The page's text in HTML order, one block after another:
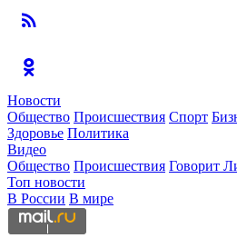
Новости
Общество Происшествия Спорт
Здоровье Политика
Видео
Общество Происшествия Говорит
Топ новости
В России В мире